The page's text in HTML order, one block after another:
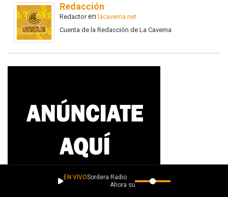
Redacción
Redactoren lacaverna.net
Cuenta de la Redacción de La Caverna
EN VIVOSordera Radio
Ahora suena